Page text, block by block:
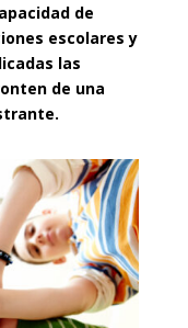
de
escolares y
las
de una